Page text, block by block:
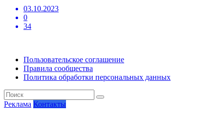
03.10.2023
0
34
Пользовательское соглашение
Правила сообщества
Политика обработки персональных данных
Реклама Контакты